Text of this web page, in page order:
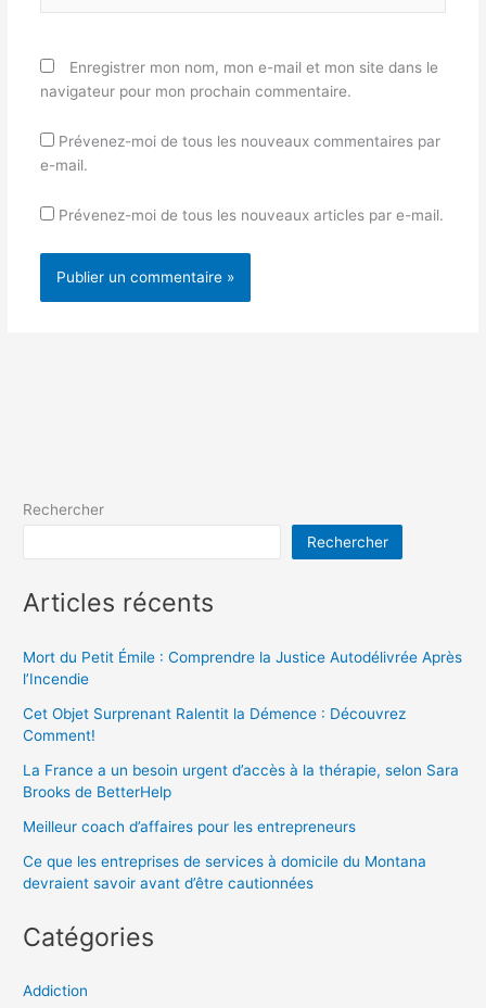
Enregistrer mon nom, mon e-mail et mon site dans le
navigateur pour mon prochain commentaire.
Prévenez-moi de tous les nouveaux commentaires par
e-mail.
Prévenez-moi de tous les nouveaux articles par e-mail.
Rechercher
Rechercher
Articles récents
Mort du Petit Émile : Comprendre la Justice Autodélivrée Après
l’Incendie
Cet Objet Surprenant Ralentit la Démence : Découvrez
Comment!
La France a un besoin urgent d’accès à la thérapie, selon Sara
Brooks de BetterHelp
Meilleur coach d’affaires pour les entrepreneurs
Ce que les entreprises de services à domicile du Montana
devraient savoir avant d’être cautionnées
Catégories
Addiction